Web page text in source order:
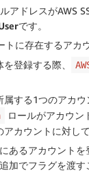
アドレスがAWS
です。
に存在するアカ
登録する際、
する1つのアカ
ロールがアカウン
カウントに対し
あるアカウント
加でフラグを渡